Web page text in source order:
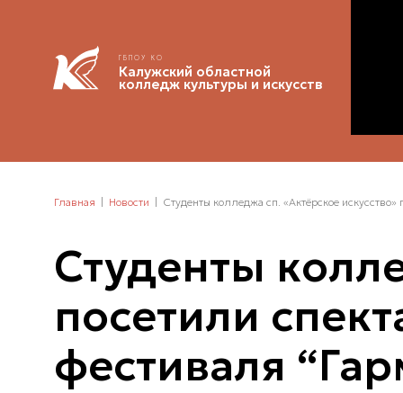
ГБПОУ КО
Калужский областной
колледж культуры и искусств
Главная Новости Студенты колледжа сп. «Актёрское
Студенты
посетили
фестиваля